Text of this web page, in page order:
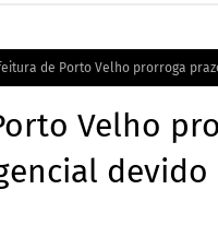
de Porto Velho prorroga
Velho